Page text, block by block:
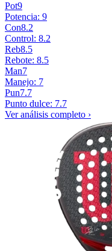
Pot9
Potencia: 9
Con8.2
Control: 8.2
Reb8.5
Rebote: 8.5
Man7
Manejo: 7
Pun7.7
Punto dulce: 7.7
Ver análisis completo ›